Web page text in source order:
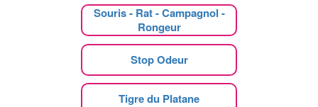
Souris - Rat - Campagnol -
Rongeur
Stop Odeur
Tigre du Platane